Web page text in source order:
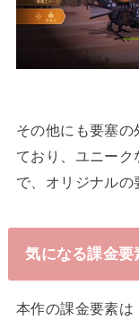
その他にも要塞
ており、ユニー
で、オリジナルの
気になる課金要
本作の課金要素は